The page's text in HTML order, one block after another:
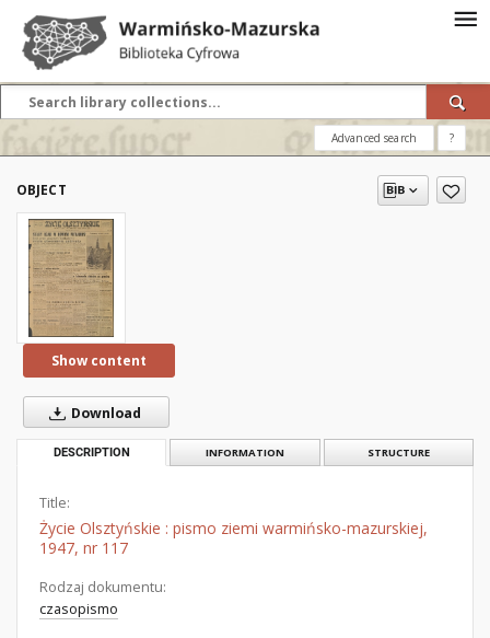
Advanced search ?
OBJECT
Show content
Download
DESCRIPTION INFORMATION STRUCTURE
Title:
Życie Olsztyńskie : pismo ziemi warmińsko-mazurskiej,
1947, nr 117
Rodzaj dokumentu:
czasopismo